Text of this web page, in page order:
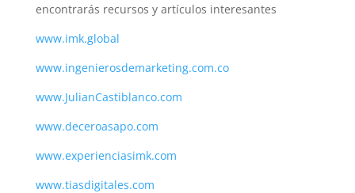
encontrarás recursos y artículos interesantes
www.imk.global
www.ingenierosdemarketing.com.co
www.JulianCastiblanco.com
www.deceroasapo.com
www.experienciasimk.com
www.tiasdigitales.com